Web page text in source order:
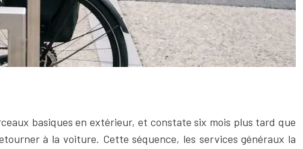
basiques en extérieur, et constate six mois plus tard que
à la voiture. Cette séquence, les services généraux la